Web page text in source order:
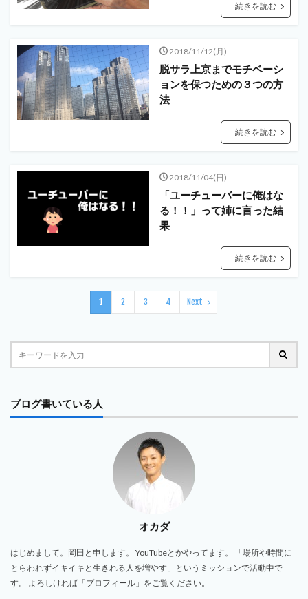
続きを読む
2018/11/12(月)
脱サラ上京までモチベーシ
ョンを保つための３つの方
法
続きを読む
2018/11/04(日)
「ユーチューバーに俺はな
る！！」って姉に言った結
果
続きを読む
1 2 3 4 Next
ブログ書いている人
オカダ
はじめまして。岡田と申します。 YouTubeとかやってます。 「場所や時間に
とらわれずイキイキと生きれる人を増やす」というミッションで活動中で
す。 よろしければ「プロフィール」をご覧ください。